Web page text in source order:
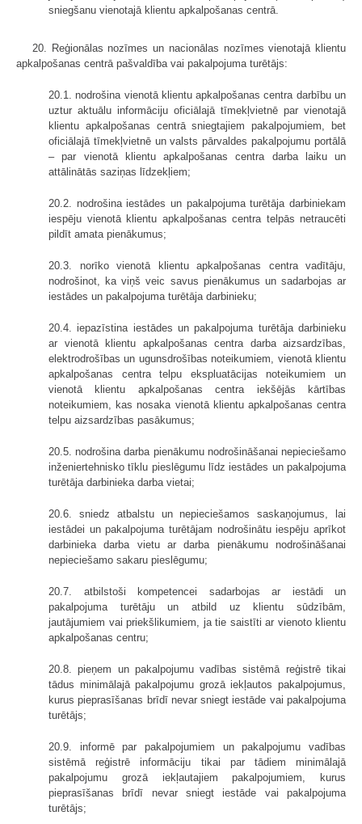
sniegšanu vienotajā klientu apkalpošanas centrā.
20. Reģionālas nozīmes un nacionālas nozīmes vienotajā klientu
apkalpošanas centrā pašvaldība vai pakalpojuma turētājs:
20.1. nodrošina vienotā klientu apkalpošanas centra darbību un
uztur aktuālu informāciju oficiālajā tīmekļvietnē par vienotajā
klientu apkalpošanas centrā sniegtajiem pakalpojumiem, bet
oficiālajā tīmekļvietnē un valsts pārvaldes pakalpojumu portālā
– par vienotā klientu apkalpošanas centra darba laiku un
attālinātās saziņas līdzekļiem;
20.2. nodrošina iestādes un pakalpojuma turētāja darbiniekam
iespēju vienotā klientu apkalpošanas centra telpās netraucēti
pildīt amata pienākumus;
20.3. norīko vienotā klientu apkalpošanas centra vadītāju,
nodrošinot, ka viņš veic savus pienākumus un sadarbojas ar
iestādes un pakalpojuma turētāja darbinieku;
20.4. iepazīstina iestādes un pakalpojuma turētāja darbinieku
ar vienotā klientu apkalpošanas centra darba aizsardzības,
elektrodrošības un ugunsdrošības noteikumiem, vienotā klientu
apkalpošanas centra telpu ekspluatācijas noteikumiem un
vienotā klientu apkalpošanas centra iekšējās kārtības
noteikumiem, kas nosaka vienotā klientu apkalpošanas centra
telpu aizsardzības pasākumus;
20.5. nodrošina darba pienākumu nodrošināšanai nepieciešamo
inženiertehnisko tīklu pieslēgumu līdz iestādes un pakalpojuma
turētāja darbinieka darba vietai;
20.6. sniedz atbalstu un nepieciešamos saskaņojumus, lai
iestādei un pakalpojuma turētājam nodrošinātu iespēju aprīkot
darbinieka darba vietu ar darba pienākumu nodrošināšanai
nepieciešamo sakaru pieslēgumu;
20.7. atbilstoši kompetencei sadarbojas ar iestādi un
pakalpojuma turētāju un atbild uz klientu sūdzībām,
jautājumiem vai priekšlikumiem, ja tie saistīti ar vienoto klientu
apkalpošanas centru;
20.8. pieņem un pakalpojumu vadības sistēmā reģistrē tikai
tādus minimālajā pakalpojumu grozā iekļautos pakalpojumus,
kurus pieprasīšanas brīdī nevar sniegt iestāde vai pakalpojuma
turētājs;
20.9. informē par pakalpojumiem un pakalpojumu vadības
sistēmā reģistrē informāciju tikai par tādiem minimālajā
pakalpojumu grozā iekļautajiem pakalpojumiem, kurus
pieprasīšanas brīdī nevar sniegt iestāde vai pakalpojuma
turētājs;